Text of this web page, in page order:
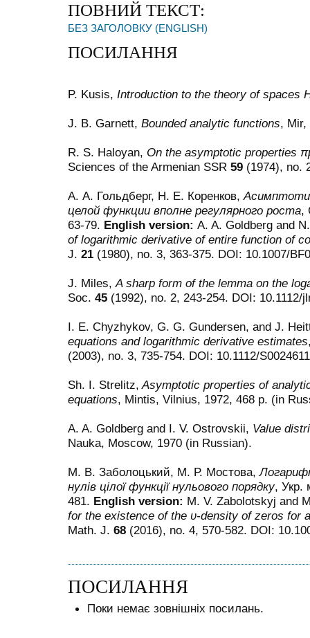
ПОВНИЙ ТЕКСТ:
БЕЗ ЗАГОЛОВКУ (ENGLISH)
ПОСИЛАННЯ
P. Kusis, Introduction to the theory of spaces
J. B. Garnett, Bounded analytic functions, Mir,
R. S. Haloyan, On the asymptotic properties π
Sciences of the Armenian SSR 59 (1974), no.
А. А. Гольдберг, Н. Е. Коренков,
целой функции вполне регулярного роста,
63-79. English version: A. A. Goldberg and
of logarithmic derivative of entire function of
J. 21 (1980), no. 3, 363-375. DOI: 10.1007/
J. Miles,A sharp form of the lemma on the
Soc. 45 (1992), no. 2, 243-254. DOI: 10.1112/
I. E. Chyzhykov, G. G. Gundersen, and J.
equations and logarithmic derivative estimates
(2003), no. 3, 735-754. DOI: 10.1112/
Sh. I. Strelitz, Asymptotic properties of
equations, Mintis, Vilnius, 1972, 468 p. (in
A. A. Goldberg and I. V. Ostrovskii, Value
Nauka, Moscow, 1970 (in Russian).
М. В. Заболоцький, М. Р. Мостова,
нулів цілої функції нульового порядку, Укр.
481. English version: M. V. Zabolotskyj and
for the existence of the υ-density of zeros for
Math. J. 68 (2016), no. 4, 570-582. DOI:
ПОСИЛАННЯ
Поки немає зовнішніх посилань.